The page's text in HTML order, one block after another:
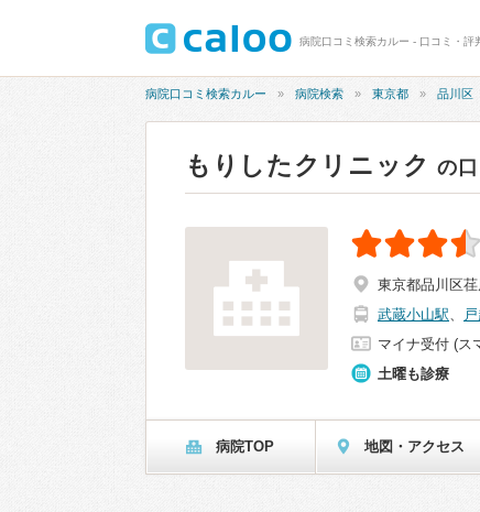
病院口コミ検索カルー - 口コミ・
病院口コミ検索カルー 病院検索 東京都 品川区
もりしたクリニック の
東京都品川区
武蔵小山駅、
マイナ受付 (ス
土曜も診療
病院TOP 地図・アクセス